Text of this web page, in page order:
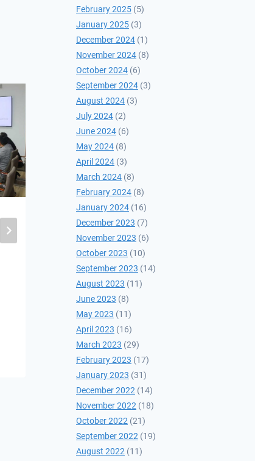
Үндэсний аюулгүй
байдлын Үзэл
баримтлалын талаарх
нээлттэй хэлэлцүүлэг
зохион байгууллаа
February 2025 (5)
January 2025 (3)
December 2024 (1)
November 2024 (8)
October 2024 (6)
September 2024 (3)
August 2024 (3)
July 2024 (2)
June 2024 (6)
May 2024 (8)
April 2024 (3)
March 2024 (8)
February 2024 (8)
January 2024 (16)
December 2023 (7)
November 2023 (6)
October 2023 (10)
September 2023 (14)
August 2023 (11)
June 2023 (8)
May 2023 (11)
April 2023 (16)
March 2023 (29)
February 2023 (17)
January 2023 (31)
December 2022 (14)
November 2022 (18)
October 2022 (21)
September 2022 (19)
August 2022 (11)